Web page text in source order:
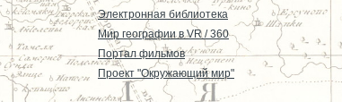
Электронная библиотека
Мир географии в VR / 360
Портал фильмов
Проект "Окружающий мир"